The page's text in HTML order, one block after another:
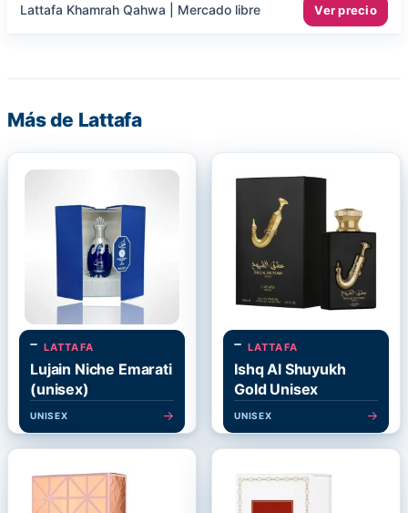
Lattafa Khamrah Qahwa | Mercado libre Ver precio
Más de Lattafa
LATTAFA
Lujain Niche Emarati
(unisex)
UNISEX →
LATTAFA
Ishq Al Shuyukh
Gold Unisex
UNISEX →